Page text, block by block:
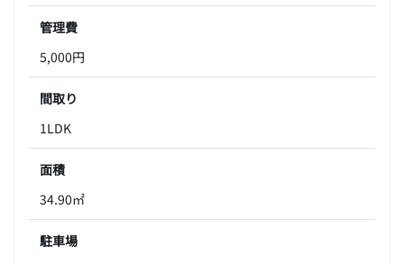
管理費
5,000円
間取り
1LDK
面積
34.90㎡
駐車場